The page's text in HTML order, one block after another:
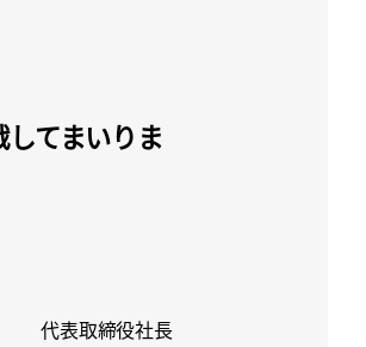
てまいりま
代表取締役社長